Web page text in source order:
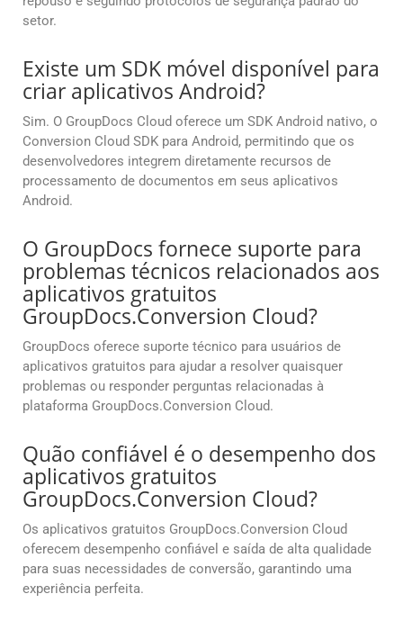
setor.
Existe um SDK móvel disponível para
criar aplicativos Android?
Sim. O GroupDocs Cloud oferece um SDK Android nativo, o
Conversion Cloud SDK para Android, permitindo que os
desenvolvedores integrem diretamente recursos de
processamento de documentos em seus aplicativos
Android.
O GroupDocs fornece suporte para
problemas técnicos relacionados aos
aplicativos gratuitos
GroupDocs.Conversion Cloud?
GroupDocs oferece suporte técnico para usuários de
aplicativos gratuitos para ajudar a resolver quaisquer
problemas ou responder perguntas relacionadas à
plataforma GroupDocs.Conversion Cloud.
Quão confiável é o desempenho dos
aplicativos gratuitos
GroupDocs.Conversion Cloud?
Os aplicativos gratuitos GroupDocs.Conversion Cloud
oferecem desempenho confiável e saída de alta qualidade
para suas necessidades de conversão, garantindo uma
experiência perfeita.